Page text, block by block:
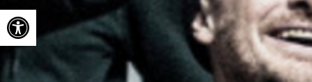
Ouvrir la barre d’outils